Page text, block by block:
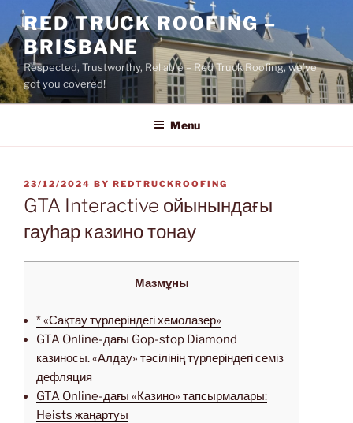
Skip
content
RED TRUCK ROOFING –
BRISBANE
Respected, Trustworthy, Reliable – Red Truck Roofing, we’ve
got you covered!
Menu
POSTED
ON
23/12/2024 BY REDTRUCKROOFING
GTA Interactive ойынындағы
гауһар казино тонау
Мазмұны
* «Сақтау түрлеріндегі хемолазер»
GTA Online-дағы Gop-stop Diamond
казиносы. «Алдау» тәсілінің түрлеріндегі семіз
дефляция
GTA Online-дағы «Казино» тапсырмалары:
Heists жаңартуы